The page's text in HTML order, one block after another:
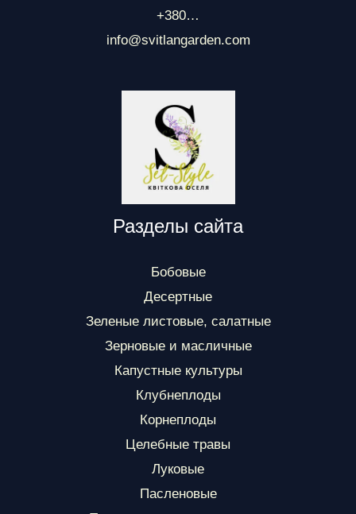
+380…
info@svitlangarden.com
Разделы сайта
Бобовые
Десертные
Зеленые листовые, салатные
Зерновые и масличные
Капустные культуры
Клубнеплоды
Корнеплоды
Целебные травы
Луковые
Пасленовые